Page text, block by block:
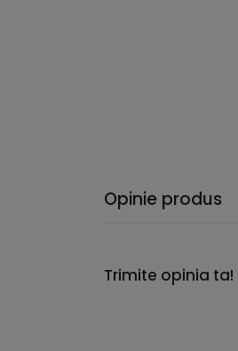
Opinie produs
Trimite opinia ta!